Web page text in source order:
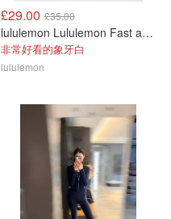
£29.00 £35.00
lululemon Lululemon Fast and Free 跑步腰包
非常好看的象牙白
lululemon